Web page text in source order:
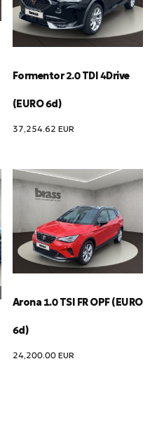
Formentor 2.0 TDI 4Drive
(EURO 6d)
37,254.62 EUR
Arona 1.0 TSI FR OPF (EURO
6d)
24,200.00 EUR